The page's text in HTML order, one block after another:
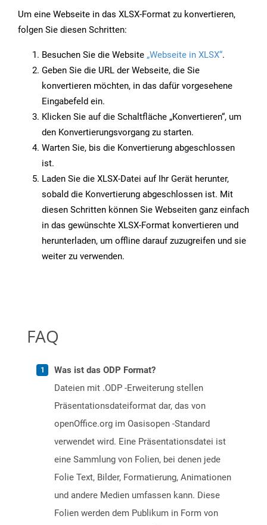
Um eine Webseite in das XLSX-Format zu konvertieren,
folgen Sie diesen Schritten:
Besuchen Sie die Website „Webseite in XLSX“.
Geben Sie die URL der Webseite, die Sie
konvertieren möchten, in das dafür vorgesehene
Eingabefeld ein.
Klicken Sie auf die Schaltfläche „Konvertieren“, um
den Konvertierungsvorgang zu starten.
Warten Sie, bis die Konvertierung abgeschlossen
ist.
Laden Sie die XLSX-Datei auf Ihr Gerät herunter,
sobald die Konvertierung abgeschlossen ist. Mit
diesen Schritten können Sie Webseiten ganz einfach
in das gewünschte XLSX-Format konvertieren und
herunterladen, um offline darauf zuzugreifen und sie
weiter zu verwenden.
FAQ
Was ist das ODP Format?
Dateien mit .ODP -Erweiterung stellen
Präsentationsdateiformat dar, das von
openOffice.org im Oasisopen -Standard
verwendet wird. Eine Präsentationsdatei ist
eine Sammlung von Folien, bei denen jede
Folie Text, Bilder, Formatierung, Animationen
und andere Medien umfassen kann. Diese
Folien werden dem Publikum in Form von